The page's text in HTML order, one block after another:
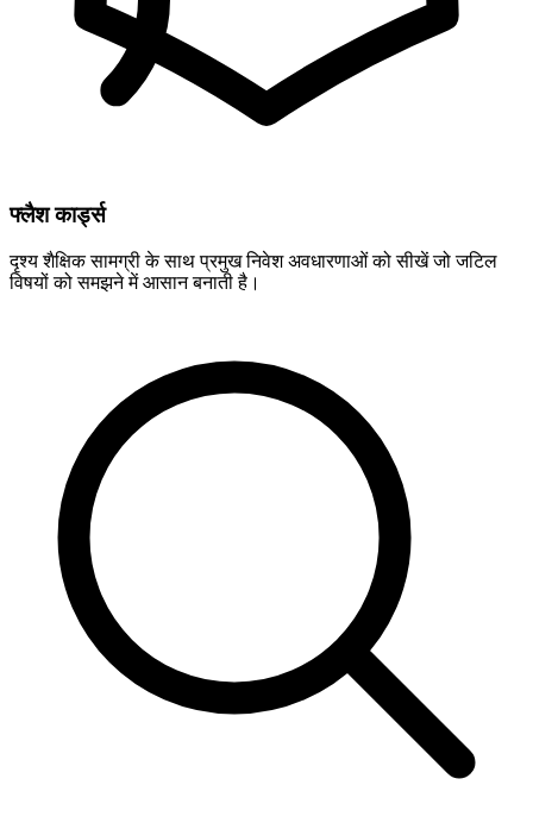
फ्लैश कार्ड्स
दृश्य शैक्षिक सामग्री के साथ प्रमुख निवेश अवधारणाओं को सीखें जो जटिल
विषयों को समझने में आसान बनाती है।